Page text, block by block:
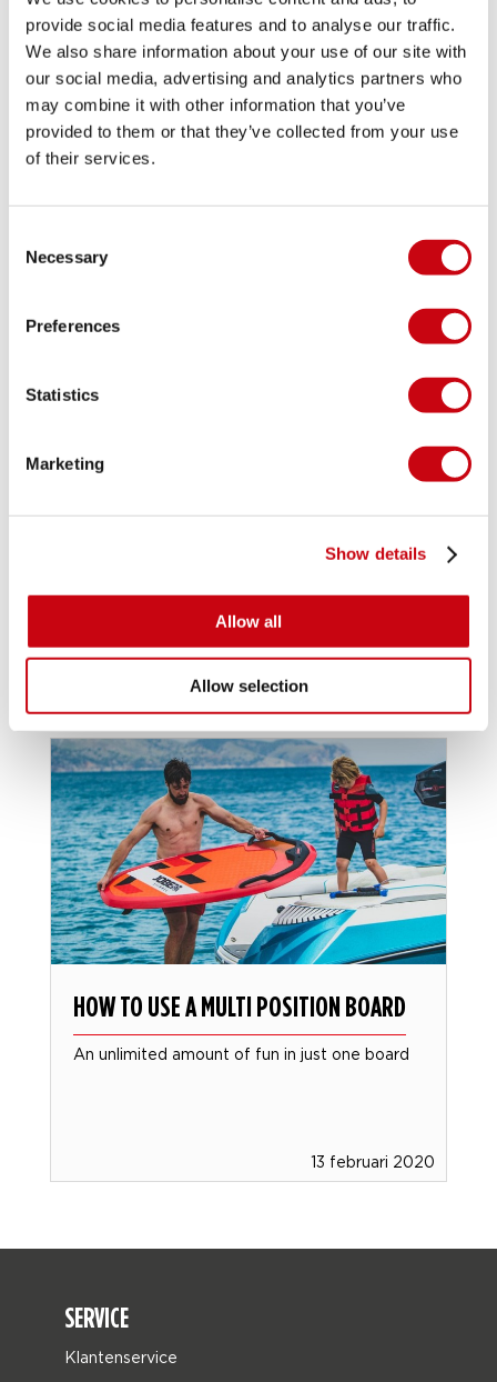
provide social media features and to analyse our traffic.
We also share information about your use of our site with
our social media, advertising and analytics partners who
may combine it with other information that you’ve
provided to them or that they’ve collected from your use
of their services.
Selection
Necessary
Preferences
Statistics
Marketing
Show details
Allow all
Allow selection
Manoeuvreerbare vorm met dun profiel
Gewicht: 5,8 kg | 12,8 Ibs
Afmetingen: 1,47 m x 0,59 m x 0,09 m | 58" x
23.25" x 3.5"
DEEL JOUW #JOBEMOMENTS
INSPIRATIE & TIPS
HOW TO USE A MULTI POSITION BOARD
An unlimited amount of fun in just one board
13 februari 2020
SERVICE
Klantenservice